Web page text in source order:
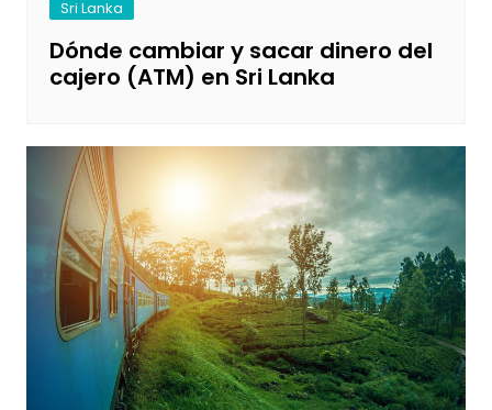
Sri Lanka
Dónde cambiar y sacar dinero del
cajero (ATM) en Sri Lanka